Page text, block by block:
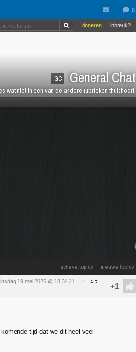
GC General Chat
wat niet in een van de andere rubrieken thuishoort.
inbreuk?
doneren
actieve topics nieuwe topics
19 mei 2026 @ 18:34:21 #1
tijd dat we dit heel veel